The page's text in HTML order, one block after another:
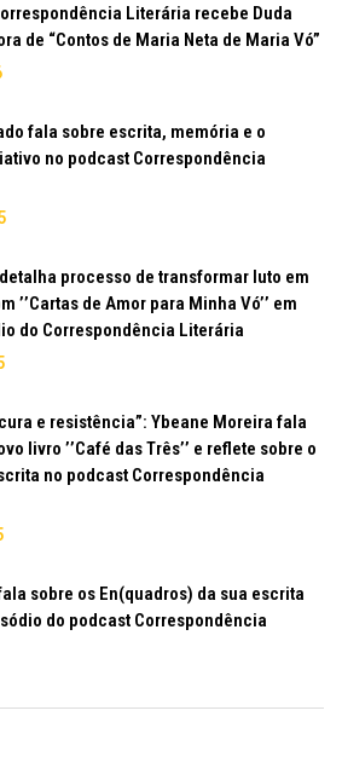
Literária recebe Duda
de “Contos de Maria Neta de Maria Vó”
fala sobre escrita, memória e o
no podcast Correspondência
processo de transformar luto em
’’Cartas de Amor para Minha Vó’’ em
do Correspondência Literária
e resistência”: Ybeane Moreira fala
livro ’’Café das Três’’ e reflete sobre o
no podcast Correspondência
sobre os En(quadros) da sua escrita
do podcast Correspondência